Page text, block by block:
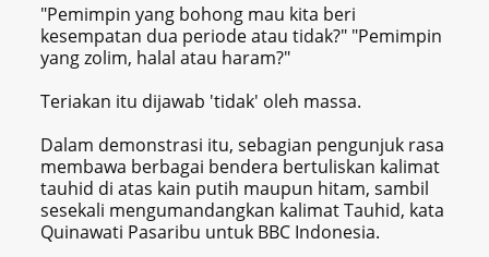
"Pemimpin yang bohong mau kita beri
kesempatan dua periode atau tidak?" "Pemimpin
yang zolim, halal atau haram?"
Teriakan itu dijawab 'tidak' oleh massa.
Dalam demonstrasi itu, sebagian pengunjuk rasa
membawa berbagai bendera bertuliskan kalimat
tauhid di atas kain putih maupun hitam, sambil
sesekali mengumandangkan kalimat Tauhid, kata
Quinawati Pasaribu untuk BBC Indonesia.